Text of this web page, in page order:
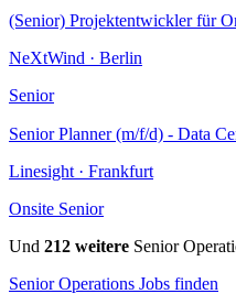
(Senior) Projektentwickler für
NeXtWind · Berlin
Senior
Senior Planner (m/f/d) - Data
Linesight · Frankfurt
Onsite Senior
Und 212 weitere Senior
Senior Operations Jobs finden